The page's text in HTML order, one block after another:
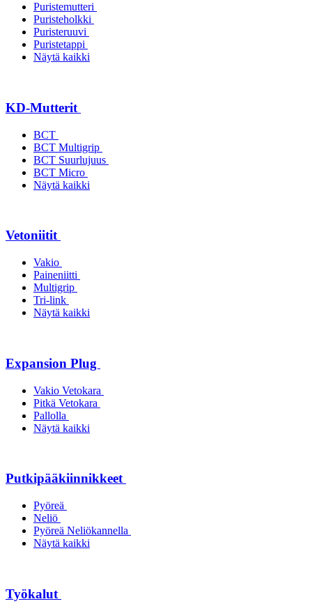
Puristemutteri
Puristeholkki
Puristeruuvi
Puristetappi
Näytä kaikki
KD-Mutterit
BCT
BCT Multigrip
BCT Suurlujuus
BCT Micro
Näytä kaikki
Vetoniitit
Vakio
Paineniitti
Multigrip
Tri-link
Näytä kaikki
Expansion Plug
Vakio Vetokara
Pitkä Vetokara
Pallolla
Näytä kaikki
Putkipääkiinnikkeet
Pyöreä
Neliö
Pyöreä Neliökannella
Näytä kaikki
Työkalut